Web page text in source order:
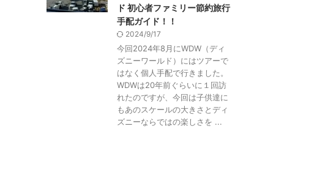
ド 初心者ファミリー節約旅行
手配ガイド！！
2024/9/17
今回2024年8月にWDW（ディ
ズニーワールド）にはツアーで
はなく個人手配で行きました。
WDWは20年前ぐらいに１回訪
れたのですが、今回は子供達に
もあのスケールの大きさとディ
ズニーならではの楽しさを ...